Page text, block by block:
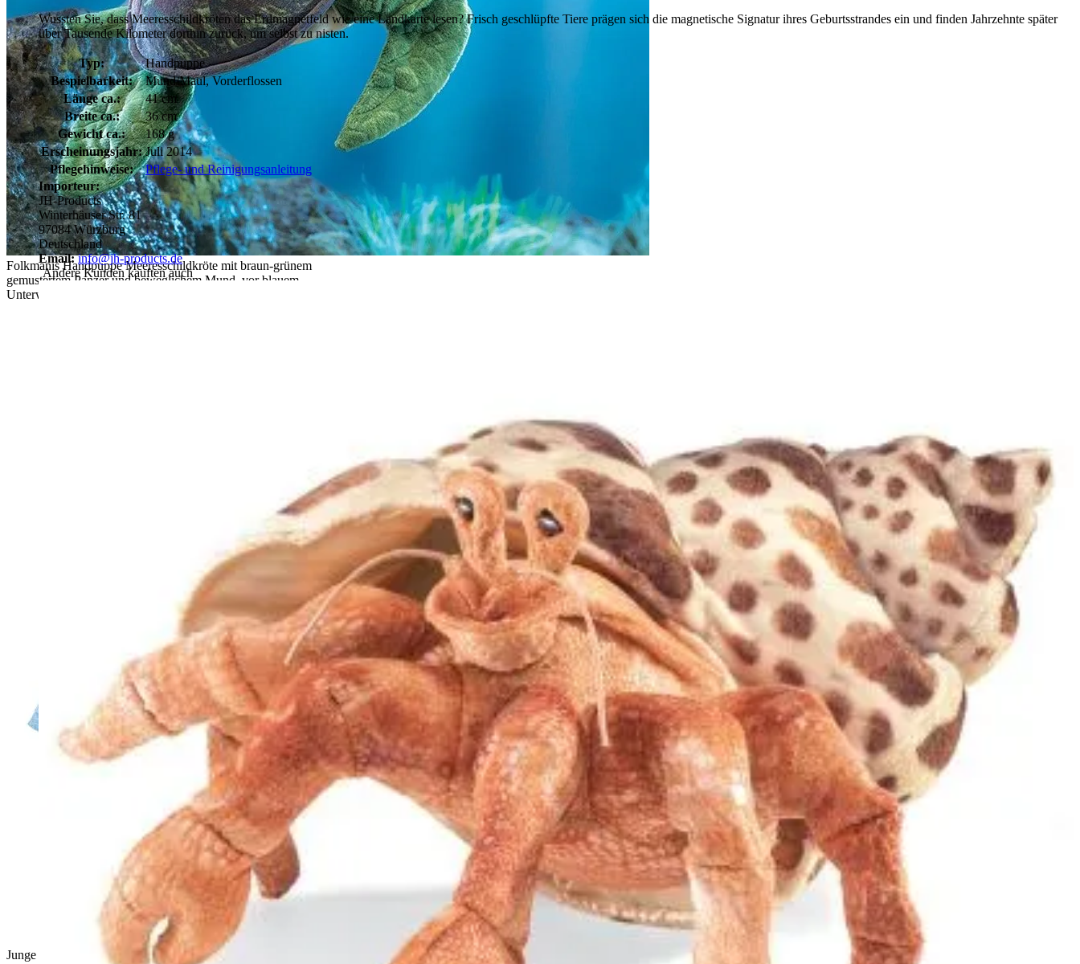
Folkmanis Handpuppe Meeresschildkröte mit braun-grünem
gemustertem Panzer und beweglichem Mund, vor blauem
Unterwasser-Hintergrund
Junge hält Folkmanis Handpuppe Meeresschildkröte mit
Wussten Sie, dass Meeresschildkröten das Erdmagnetfeld wie eine Landkarte lesen? Frisch geschlüpfte Tiere prägen sich die magnetische Signatur ihres Geburtsstrandes ein und finden Jahrzehnte später
über Tausende Kilometer dorthin zurück, um selbst zu nisten.
Typ:
Handpuppe
Bespielbarkeit:
Mund/Maul, Vorderflossen
Länge ca.:
41 cm
Breite ca.:
36 cm
Gewicht ca.:
168 g
Erscheinungsjahr: Juli 2014
Pflegehinweise:
Pflege- und Reinigungsanleitung
Importeur:
JH-Products
Winterhäuser Str. 81
97084 Würzburg
Deutschland
Email: info@jh-products.de
Andere Kunden kauften auch